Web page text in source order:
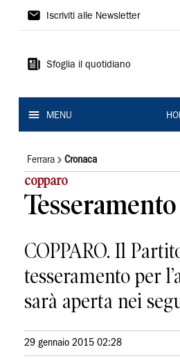
La
Ferrara
Iscriviti alle Newsletter
Sfoglia il quotidiano
MENU
Ferrara Cronaca
copparo
COPPARO. Il
tesseramento per
sarà aperta nei
29 gennaio 2015 02:28